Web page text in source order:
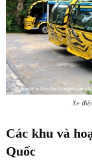
Xe
Các khu và
Quốc